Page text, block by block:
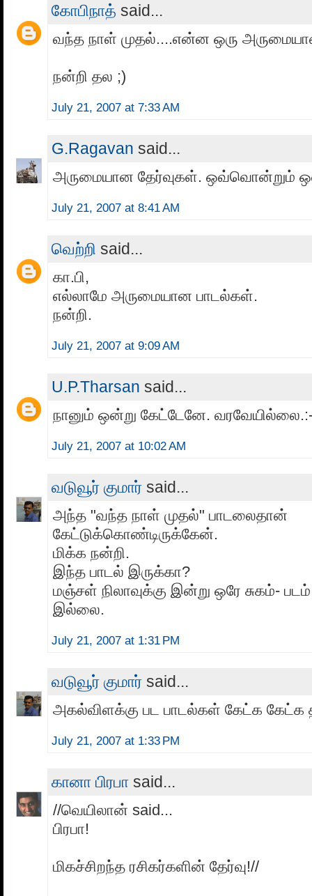
கோபிநாத் said...
வந்த நாள் முதல்....என்ன ஒரு
நன்றி தல ;)
July 21, 2007 at 7:33 AM
G.Ragavan said...
அருமையான தேர்வுகள். ஒவ்வொன்றும்
July 21, 2007 at 8:41 AM
வெற்றி said...
கா.பி,
எல்லாமே அருமையான பாடல்கள்.
நன்றி.
July 21, 2007 at 9:09 AM
U.P.Tharsan said...
நானும் ஒன்று கேட்டேனே.
July 21, 2007 at 10:02 AM
வடுவூர் குமார் said...
அந்த "வந்த நாள் முதல்" பாடலைதான்
கேட்டுக்கொண்டிருக்கேன்.
மிக்க நன்றி.
இந்த பாடல் இருக்கா?
மஞ்சள் நிலாவுக்கு இன்று ஒரே சுகம்-
இல்லை.
July 21, 2007 at 1:31 PM
வடுவூர் குமார் said...
அகல்விளக்கு பட பாடல்கள் கேட்க கேட்க
July 21, 2007 at 1:33 PM
கானா பிரபா said...
//வெயிலான் said...
பிரபா!
மிகச்சிறந்த ரசிகர்களின் தேர்வு!//